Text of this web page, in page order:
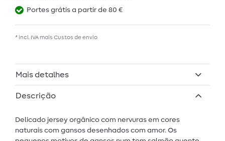
Portes grátis a partir de 80 €
* incl. IVA mais Custos de envio
Mais detalhes
Descrição
Delicado jersey orgânico com nervuras em cores
naturais com gansos desenhados com amor. Os